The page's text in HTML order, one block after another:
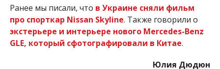
Ранее мы писали, что в Украине сняли фильм
про спорткар Nissan Skyline. Также говорили о
экстерьере и интерьере нового Mercedes-Benz
GLE, который сфотографировали в Китае.
Юлия Дюдюн